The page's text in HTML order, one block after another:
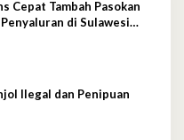
Cepat Tambah Pasokan
di Sulawesi
Kondusif
Ilegal dan Penipuan